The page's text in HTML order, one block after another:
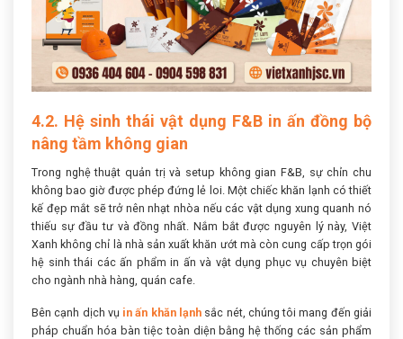
4.2. Hệ sinh thái vật dụng F&B in ấn đồng bộ
nâng tầm không gian
Trong nghệ thuật quản trị và setup không gian F&B, sự chỉn chu
không bao giờ được phép đứng lẻ loi. Một chiếc khăn lạnh có thiết
kế đẹp mắt sẽ trở nên nhạt nhòa nếu các vật dụng xung quanh nó
thiếu sự đầu tư và đồng nhất. Nắm bắt được nguyên lý này, Việt
Xanh không chỉ là nhà sản xuất khăn ướt mà còn cung cấp trọn gói
hệ sinh thái các ấn phẩm in ấn và vật dụng phục vụ chuyên biệt
cho ngành nhà hàng, quán cafe.
Bên cạnh dịch vụ in ấn khăn lạnh sắc nét, chúng tôi mang đến giải
pháp chuẩn hóa bàn tiệc toàn diện bằng hệ thống các sản phẩm